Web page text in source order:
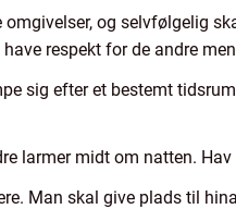
og selvfølgelig
respekt for de andre
sig efter et bestemt
larmer midt om natten.
Man skal give plads til